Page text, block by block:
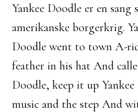
Yankee Doodle er en sang
amerikanske borgerkrig.
Doodle went to town A-
feather in his hat And
Doodle, keep it up
music and the step And